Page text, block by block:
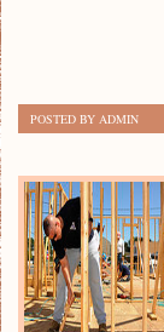
POSTED BY ADMIN